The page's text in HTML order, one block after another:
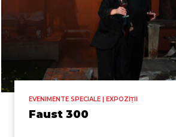
EVENIMENTE SPECIALE | EXPOZIȚII
Faust 300